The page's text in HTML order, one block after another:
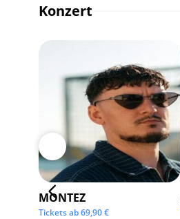
Konzert
MONTEZ
Tickets ab69,90€